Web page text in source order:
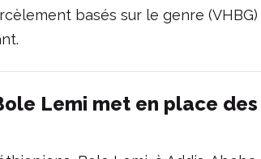
basés sur le genre (VHBG)
Lemi met en place des